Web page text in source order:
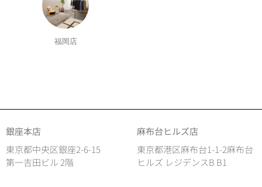
福岡店
銀座本店
東京都中央区銀座2-6-15
第一吉田ビル 2階
麻布台ヒルズ店
東京都港区麻布台1-1-2麻布台
ヒルズ レジデンスB B1